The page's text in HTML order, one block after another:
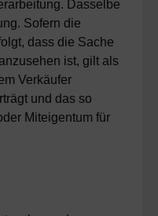
Dasselbe
Sofern die
dass die Sache
ist, gilt als
Verkäufer
und das so
Miteigentum für